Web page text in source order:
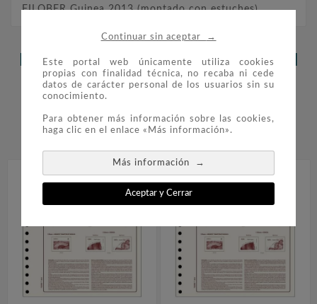
Continuar sin aceptar →
Este portal web únicamente utiliza cookies
propias con finalidad técnica, no recaba ni cede
datos de carácter personal de los usuarios sin su
conocimiento.
Para obtener más información sobre las cookies,
haga clic en el enlace «Más información».
Más información →
Aceptar y Cerrar
FILOBER Guinea 2013 (montado con estuches)
LOS CLIENTES QUE ADQUIRIERON
ESTE PRODUCTO TAMBIÉN
COMPRARON:
 